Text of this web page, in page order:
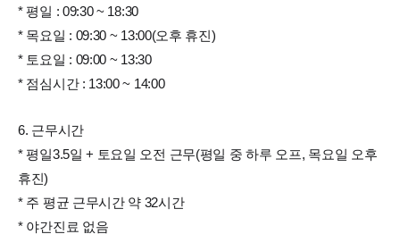
* 평일 : 09:30 ~ 18:30
* 목요일 : 09:30 ~ 13:00(오후 휴진)
* 토요일 : 09:00 ~ 13:30
* 점심시간 : 13:00 ~ 14:00
6. 근무시간
* 평일3.5일 + 토요일 오전 근무(평일 중 하루 오프, 목요일 오후
휴진)
* 주 평균 근무시간 약 32시간
* 야간진료 없음